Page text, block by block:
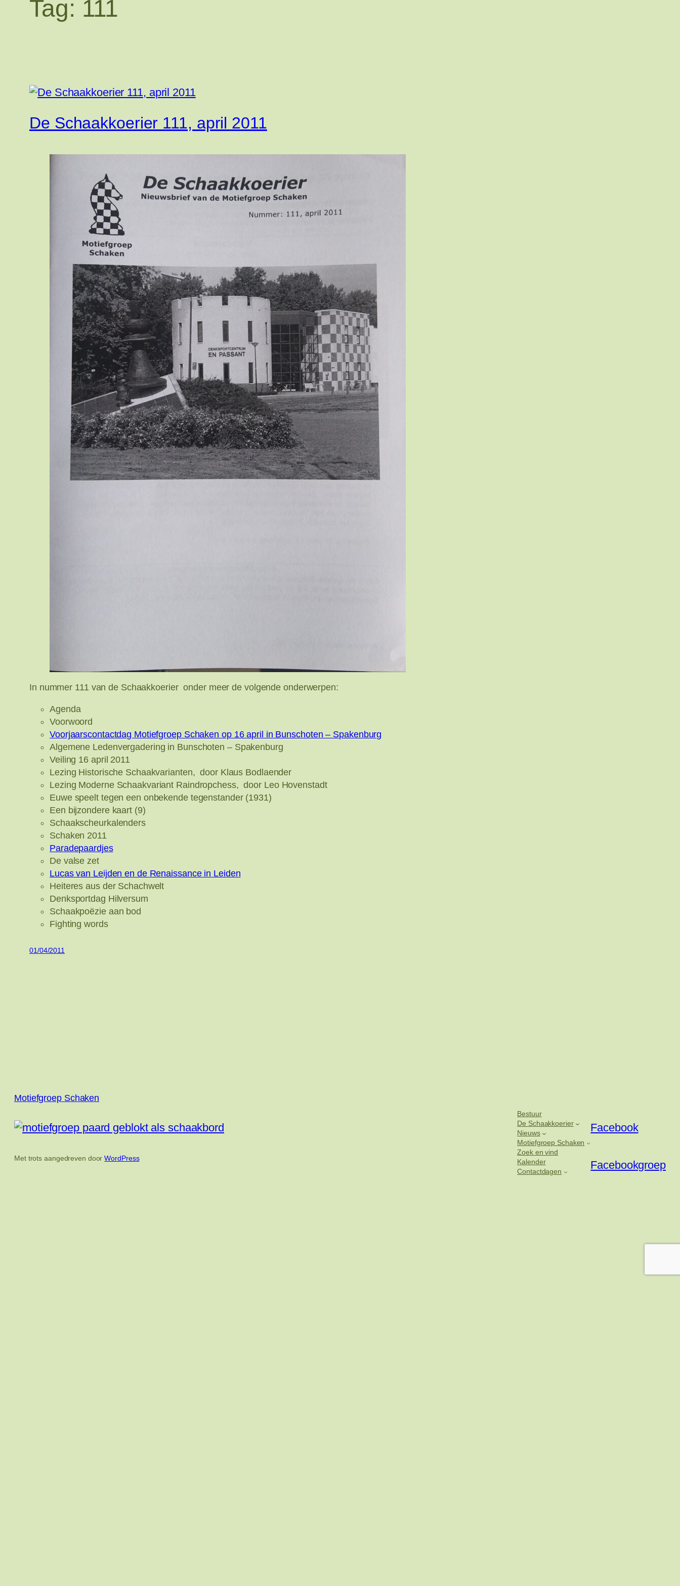
Tag: 111
De Schaakkoerier 111, april 2011
In nummer 111 van de Schaakkoerier onder meer de volgende onderwerpen:
Agenda
Voorwoord
Voorjaarscontactdag Motiefgroep Schaken op 16 april in Bunschoten – Spakenburg
Algemene Ledenvergadering in Bunschoten – Spakenburg
Veiling 16 april 2011
Lezing Historische Schaakvarianten, door Klaus Bodlaender
Lezing Moderne Schaakvariant Raindropchess, door Leo Hovenstadt
Euwe speelt tegen een onbekende tegenstander (1931)
Een bijzondere kaart (9)
Schaakscheurkalenders
Schaken 2011
Paradepaardjes
De valse zet
Lucas van Leijden en de Renaissance in Leiden
Heiteres aus der Schachwelt
Denksportdag Hilversum
Schaakpoëzie aan bod
Fighting words
01/04/2011
Motiefgroep Schaken
Met trots aangedreven doorWordPress
Bestuur
De Schaakkoerier
Nieuws
Motiefgroep Schaken
Zoek en vind
Kalender
Contactdagen
Facebook
Facebookgroep